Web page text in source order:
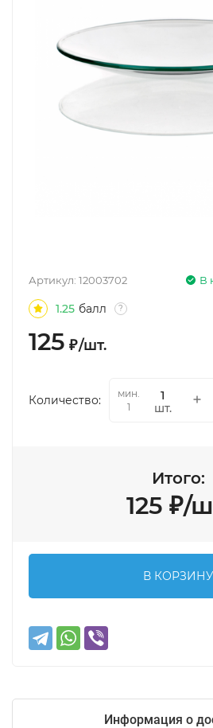
В
Артикул: 12003702
1.25 балл ?
125 ₽/шт.
Количество:
мин.
1
шт.
Итого:
125 ₽/
В КОРЗИНУ
Информация о